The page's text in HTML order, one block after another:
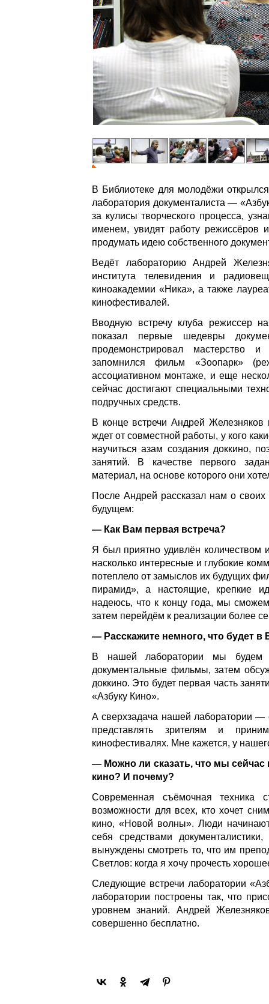
В Библиотеке для молодёжи
лаборатория документалиста —
за кулисы творческого процесса,
именем, увидят работу режиссёров
продумать идею собственного
Ведёт лабораторию Андрей
института телевидения и
киноакадемии «Ника», а также
кинофестивалей.
Вводную встречу клуба режиссер
показал первые шедевры
продемонстрировал мастерство
запомнился фильм «Зоопарк»
ассоциативном монтаже, и еще
сейчас достигают специальными
подручных средств.
В конце встречи Андрей Железняков
ждет от совместной работы, у кого
научиться азам создания доккино,
занятий. В качестве первого
материал, на основе которого они
После Андрей рассказал нам о
будущем:
— Как Вам первая встреча?
Я был приятно удивлён количеством
насколько интересные и глубокие
потеплело от замыслов их будущих
пирамид», а настоящие, крепкие
надеюсь, что к концу года, мы
затем перейдём к реализации более
— Расскажите немного, что будет
В нашей лаборатории мы будем
документальные фильмы, затем
доккино. Это будет первая часть
«Азбуку Кино».
А сверхзадача нашей лаборатории
представлять зрителям и
кинофестивалях. Мне кажется, у
— Можно ли сказать, что мы
кино? И почему?
Современная съёмочная техника
возможности для всех, кто хочет
кино, «Новой волны». Люди
себя средствами
вынуждены смотреть то, что им
Светлов: когда я хочу прочесть
Следующие встречи лаборатории
лаборатории построены так, что
уровнем знаний. Андрей
совершенно бесплатно.